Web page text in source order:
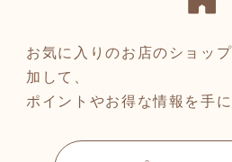
お気に入りのお店のショッ
加して、
ポイントやお得な情報を手に